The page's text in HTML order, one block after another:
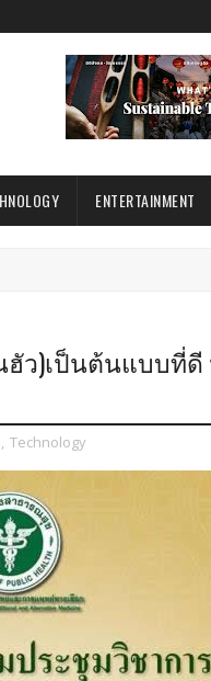
ENTERTAINMENT
ว)เป็นต้นแบบที่ดี
, Technology